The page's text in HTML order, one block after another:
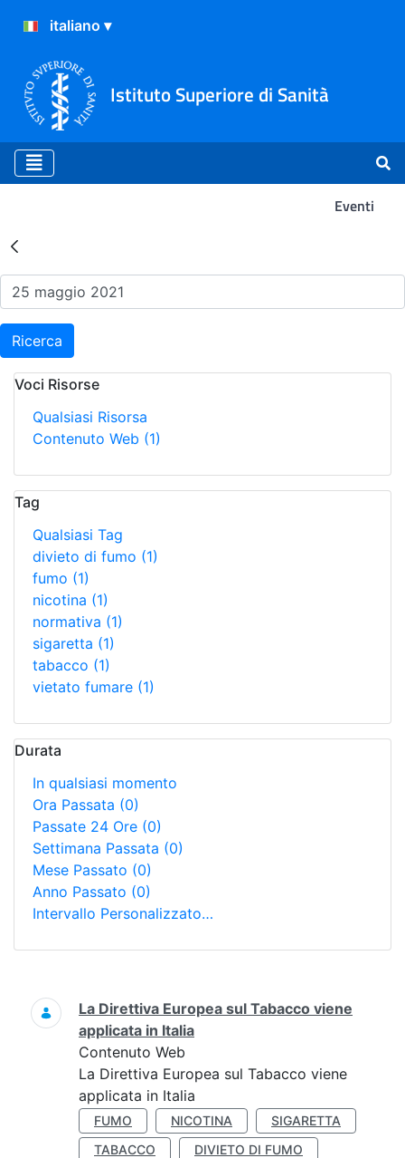
Istituto Superiore di Sanità
Eventi
Risultati della Ricerca -
Ricerca
Voci Risorse
Qualsiasi Risorsa
Contenuto Web (1)
Tag
Qualsiasi Tag
divieto di fumo (1)
fumo (1)
nicotina (1)
normativa (1)
sigaretta (1)
tabacco (1)
vietato fumare (1)
Durata
In qualsiasi momento
Ora Passata (0)
Passate 24 Ore (0)
Settimana Passata (0)
Mese Passato (0)
Anno Passato (0)
Intervallo Personalizzato…
Ricerca
La Direttiva Europea sul Tabacco viene
applicata in Italia
Contenuto Web
La Direttiva Europea sul Tabacco viene
applicata in Italia
FUMO NICOTINA
SIGARETTA
TABACCO
DIVIETO DI FUMO